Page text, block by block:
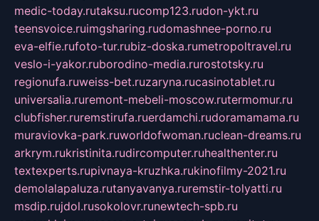
medic-today.rutaksu.rucomp123.rudon-ykt.ru
teensvoice.ruimgsharing.rudomashnee-porno.ru
eva-elfie.rufoto-tur.rubiz-doska.rumetropoltravel.ru
veslo-i-yakor.ruborodino-media.rurostotsky.ru
regionufa.ruweiss-bet.ruzaryna.rucasinotablet.ru
universalia.ruremont-mebeli-moscow.rutermomur.ru
clubfisher.ruremstirufa.ruerdamchi.rudoramamama.ru
muraviovka-park.ruworldofwoman.ruclean-dreams.ru
arkrym.rukristinita.rudircomputer.ruhealthenter.ru
textexperts.rupivnaya-kruzhka.rukinofilmy-2021.ru
demolalapaluza.rutanyavanya.ruremstir-tolyatti.ru
msdip.rujdol.rusokolovr.runewtech-spb.ru